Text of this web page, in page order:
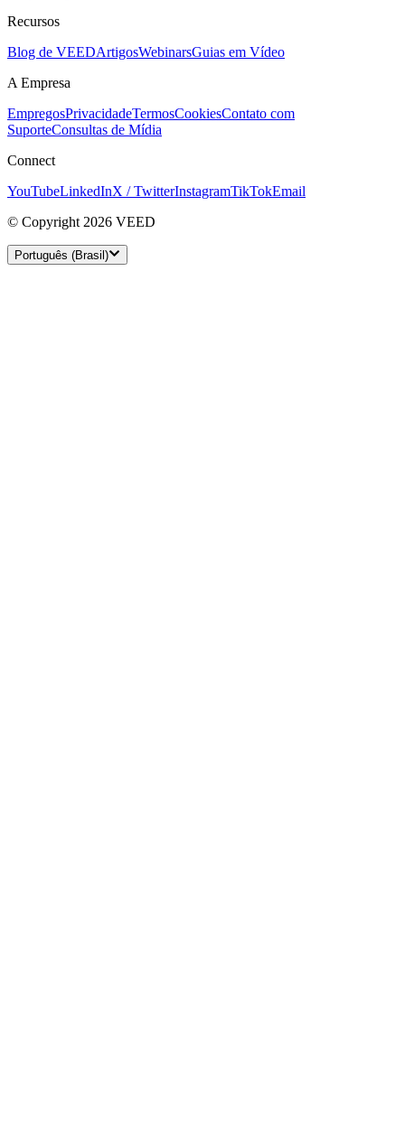
Recursos
Blog de VEEDArtigosWebinarsGuias em Vídeo
A Empresa
EmpregosPrivacidadeTermosCookiesContato com
SuporteConsultas de Mídia
Connect
YouTubeLinkedInX / TwitterInstagramTikTokEmail
© Copyright 2026 VEED
Português (Brasil)